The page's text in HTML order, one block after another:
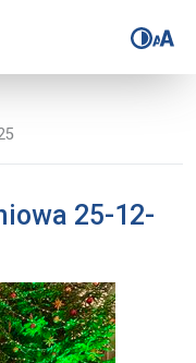
–
25-12-